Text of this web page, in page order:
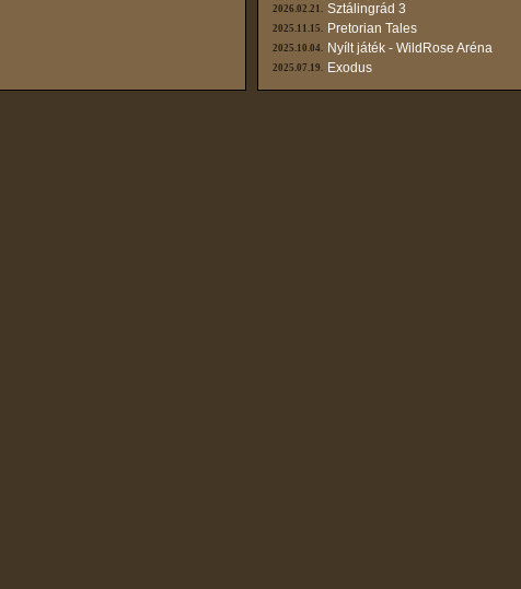
2026.02.21. Sztálingrád 3
2025.11.15. Pretorian Tales
2025.10.04. Nyílt játék - WildRose Aréna
2025.07.19. Exodus